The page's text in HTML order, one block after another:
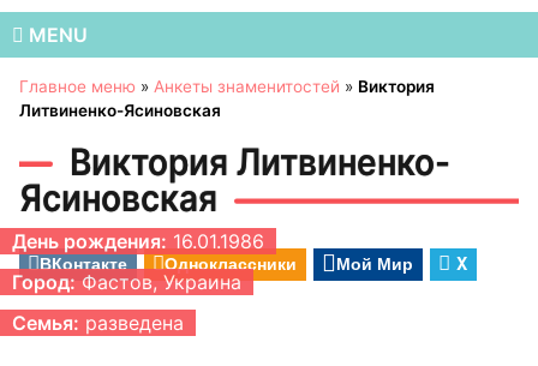
MENU
Главное меню » Анкеты знаменитостей » Виктория
Литвиненко-Ясиновская
Виктория Литвиненко-
Ясиновская
ВКонтакте Одноклассники Мой Мир X
День рождения: 16.01.1986
Город: Фастов, Украина
Семья: разведена